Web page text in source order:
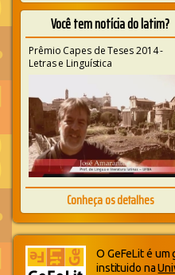
Você tem notícia do latim?
Prêmio Capes de Teses 2014 -
Letras e Linguística
Conheça os detalhes
O GeFeLit é
instituido na